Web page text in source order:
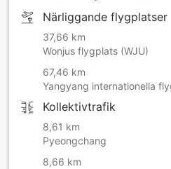
Närliggande flygplatser
37,66 km
Wonjus flygplats (WJU)
67,46 km
Yangyang internationella
Kollektivtrafik
8,61 km
Pyeongchang
8,66 km